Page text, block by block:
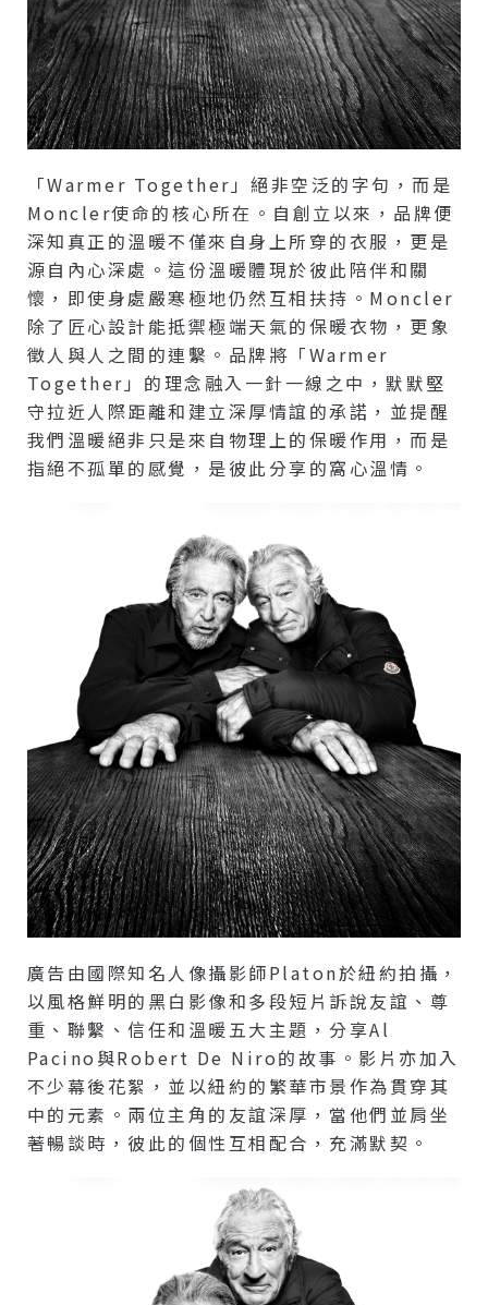
「Warmer Together」絕非空泛的字句，而是
Moncler使命的核心所在。自創立以來，品牌便
深知真正的溫暖不僅來自身上所穿的衣服，更是
源自內心深處。這份溫暖體現於彼此陪伴和關
懷，即使身處嚴寒極地仍然互相扶持。Moncler
除了匠心設計能抵禦極端天氣的保暖衣物，更象
徵人與人之間的連繫。品牌將「Warmer
Together」的理念融入一針一線之中，默默堅
守拉近人際距離和建立深厚情誼的承諾，並提醒
我們溫暖絕非只是來自物理上的保暖作用，而是
指絕不孤單的感覺，是彼此分享的窩心溫情。
廣告由國際知名人像攝影師Platon於紐約拍攝，
以風格鮮明的黑白影像和多段短片訴說友誼、尊
重、聯繫、信任和溫暖五大主題，分享Al
Pacino與Robert De Niro的故事。影片亦加入
不少幕後花絮，並以紐約的繁華市景作為貫穿其
中的元素。兩位主角的友誼深厚，當他們並肩坐
著暢談時，彼此的個性互相配合，充滿默契。